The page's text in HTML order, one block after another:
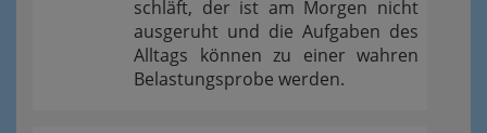
schläft, der ist am Morgen nicht
ausgeruht und die Aufgaben des
Alltags können zu einer wahren
Belastungsprobe werden.